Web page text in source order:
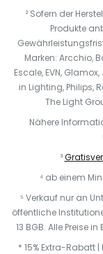
² Sofern der
Produkte
Marken: Arcchio,
Escale, EVN,
in Lighting, Philips,
The Light
Nähere
³
⁴ ab einem
⁵ Verkauf nur an
öffentliche
13 BGB. Alle Preise
* 15% Extra-Rabatt